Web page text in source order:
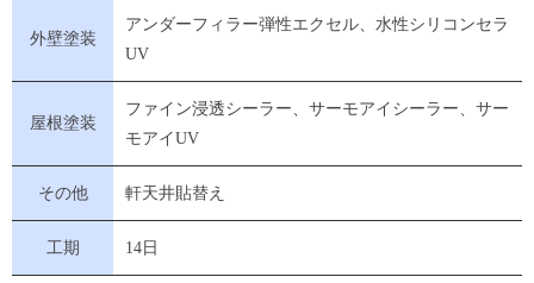
外壁塗装
アンダーフィラー弾性エクセル、水性シリコンセラ
UV
屋根塗装
ファイン浸透シーラー、サーモアイシーラー、サー
モアイUV
その他 軒天井貼替え
工期 14日